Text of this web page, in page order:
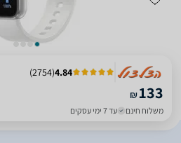
4.84
(
2754
)
₪133
משלוח חינם עד 7 ימי עסקים